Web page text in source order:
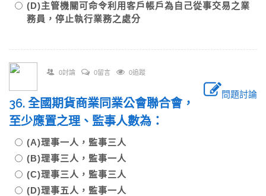
(D)主管機關可命令利用客戶帳戶為自己從事交易之業
務員，停止執行業務之處分
0討論 0留言 0追蹤
問題討論
36. 全國期貨商業同業公會聯合會，
至少應置之理、監事人數為：
(A)理事一人，監事三人
(B)理事三人，監事一人
(C)理事三人，監事三人
(D)理事五人，監事一人